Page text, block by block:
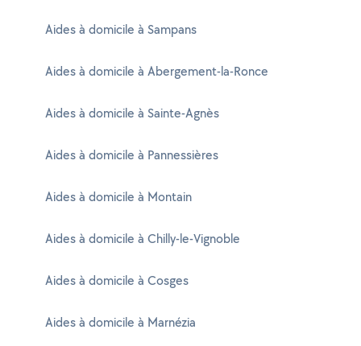
Aides à domicile à Sampans
Aides à domicile à Abergement-la-Ronce
Aides à domicile à Sainte-Agnès
Aides à domicile à Pannessières
Aides à domicile à Montain
Aides à domicile à Chilly-le-Vignoble
Aides à domicile à Cosges
Aides à domicile à Marnézia